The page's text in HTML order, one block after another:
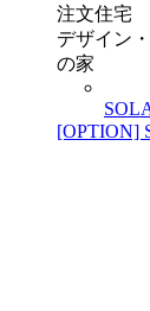
注文住宅
デザイン
の家
[OPTION]